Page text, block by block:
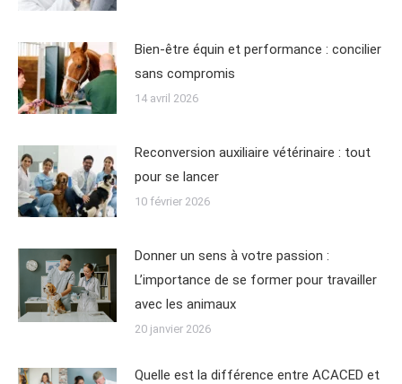
Bien-être équin et performance : concilier
sans compromis
14 avril 2026
Reconversion auxiliaire vétérinaire : tout
pour se lancer
10 février 2026
Donner un sens à votre passion :
L’importance de se former pour travailler
avec les animaux
20 janvier 2026
Quelle est la différence entre ACACED et